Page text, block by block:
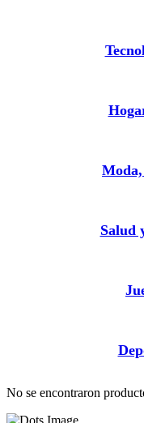
Salud
No se encontraron